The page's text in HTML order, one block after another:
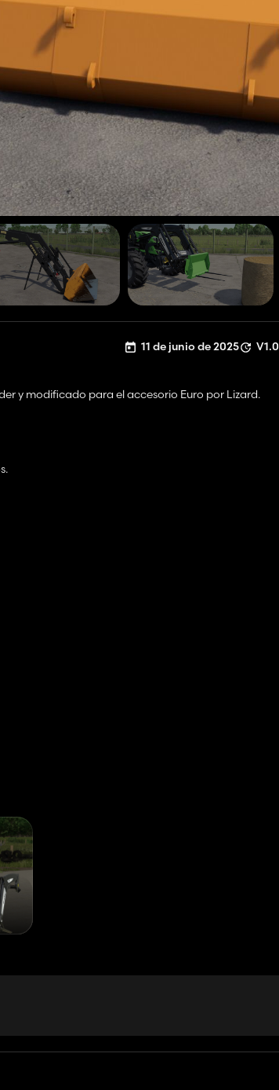
11 de junio de 2025
y modificado para el accesorio Euro por Lizard.